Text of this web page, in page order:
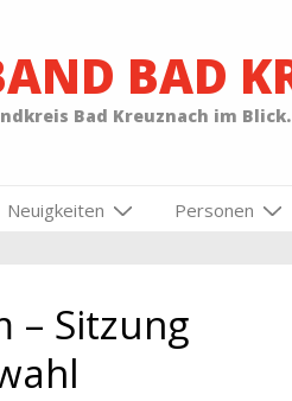
BAD
Bad Kreuznach im Blick.
Neuigkeiten Personen
– Sitzung